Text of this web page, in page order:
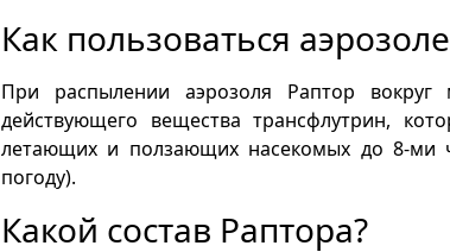
Как пользоваться
При распылении аэрозоля Раптор вокруг
действующего вещества трансфлутрин,
летающих и ползающих насекомых до 8-ми
погоду).
Какой состав Раптора?